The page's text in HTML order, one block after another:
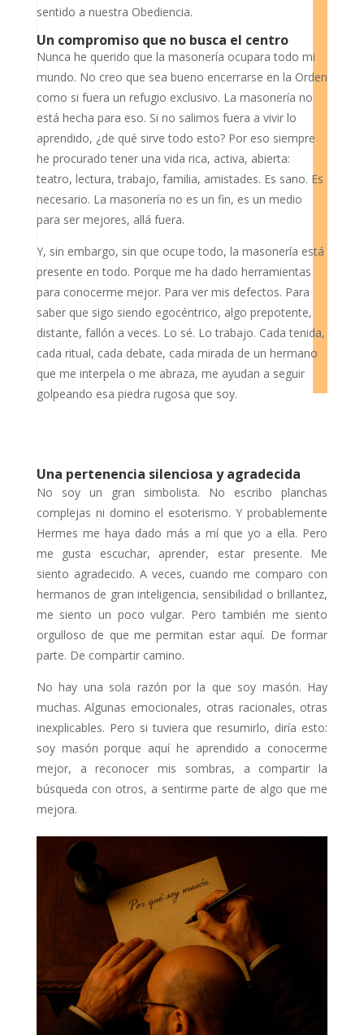
sentido a nuestra Obediencia.
Un compromiso que no busca el centro
Nunca he querido que la masonería ocupara todo mi
mundo. No creo que sea bueno encerrarse en la Orden
como si fuera un refugio exclusivo. La masonería no
está hecha para eso. Si no salimos fuera a vivir lo
aprendido, ¿de qué sirve todo esto? Por eso siempre
he procurado tener una vida rica, activa, abierta:
teatro, lectura, trabajo, familia, amistades. Es sano. Es
necesario. La masonería no es un fin, es un medio
para ser mejores, allá fuera.
Y, sin embargo, sin que ocupe todo, la masonería está
presente en todo. Porque me ha dado herramientas
para conocerme mejor. Para ver mis defectos. Para
saber que sigo siendo egocéntrico, algo prepotente,
distante, fallón a veces. Lo sé. Lo trabajo. Cada tenida,
cada ritual, cada debate, cada mirada de un hermano
que me interpela o me abraza, me ayudan a seguir
golpeando esa piedra rugosa que soy.
Una pertenencia silenciosa y agradecida
No soy un gran simbolista. No escribo planchas
complejas ni domino el esoterismo. Y probablemente
Hermes me haya dado más a mí que yo a ella. Pero
me gusta escuchar, aprender, estar presente. Me
siento agradecido. A veces, cuando me comparo con
hermanos de gran inteligencia, sensibilidad o brillantez,
me siento un poco vulgar. Pero también me siento
orgulloso de que me permitan estar aquí. De formar
parte. De compartir camino.
No hay una sola razón por la que soy masón. Hay
muchas. Algunas emocionales, otras racionales, otras
inexplicables. Pero si tuviera que resumirlo, diría esto:
soy masón porque aquí he aprendido a conocerme
mejor, a reconocer mis sombras, a compartir la
búsqueda con otros, a sentirme parte de algo que me
mejora.